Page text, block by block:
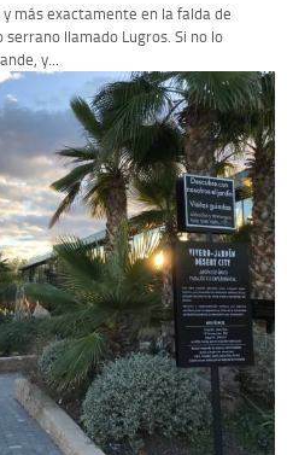
más exactamente en la falda de
llamado Lugros. Si no lo
y...